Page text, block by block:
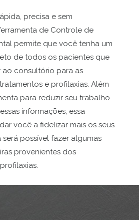
precisa e sem
de Controle de
permite que você tenha um
de todos os pacientes que
ao consultório para as
e profilaxias. Além
para reduzir seu trabalho
informações, essa
você a fidelizar mais os seus
possível fazer algumas
provenientes dos